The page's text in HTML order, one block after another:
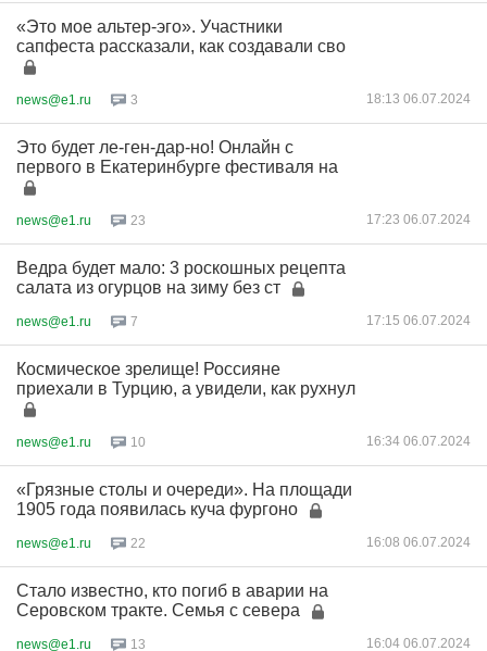
«Это мое альтер-эго». Участники
сапфеста рассказали, как создавали сво
news@e1.ru 3 18:13 06.07.2024
Это будет ле-ген-дар-но! Онлайн с
первого в Екатеринбурге фестиваля на
news@e1.ru 23 17:23 06.07.2024
Ведра будет мало: 3 роскошных рецепта
салата из огурцов на зиму без ст
news@e1.ru 7 17:15 06.07.2024
Космическое зрелище! Россияне
приехали в Турцию, а увидели, как рухнул
news@e1.ru 10 16:34 06.07.2024
«Грязные столы и очереди». На площади
1905 года появилась куча фургоно
news@e1.ru 22 16:08 06.07.2024
Стало известно, кто погиб в аварии на
Серовском тракте. Семья с севера
news@e1.ru 13 16:04 06.07.2024